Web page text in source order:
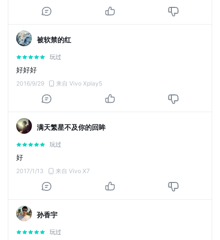
被软禁的红
玩过
好好好
2016/9/29 来自 Vivo Xplay5
满天繁星不及你的回眸
玩过
好
2017/1/13 来自 Vivo X7
孙香宇
玩过